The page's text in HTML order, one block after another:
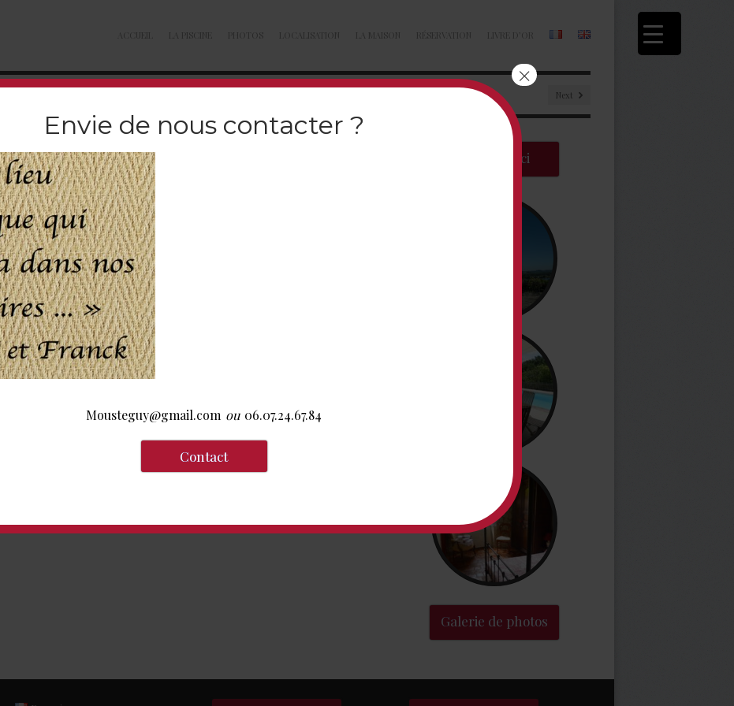
ACCUEIL LA PISCINE PHOTOS LOCALISATION LA MAISON RÉSERVATION LIVRE D’OR
Next
Réserver ici
Galerie de photos
Envie de nous contacter ?
Mousteguy@gmail.com ou06.07.24.67.84
Contact
×